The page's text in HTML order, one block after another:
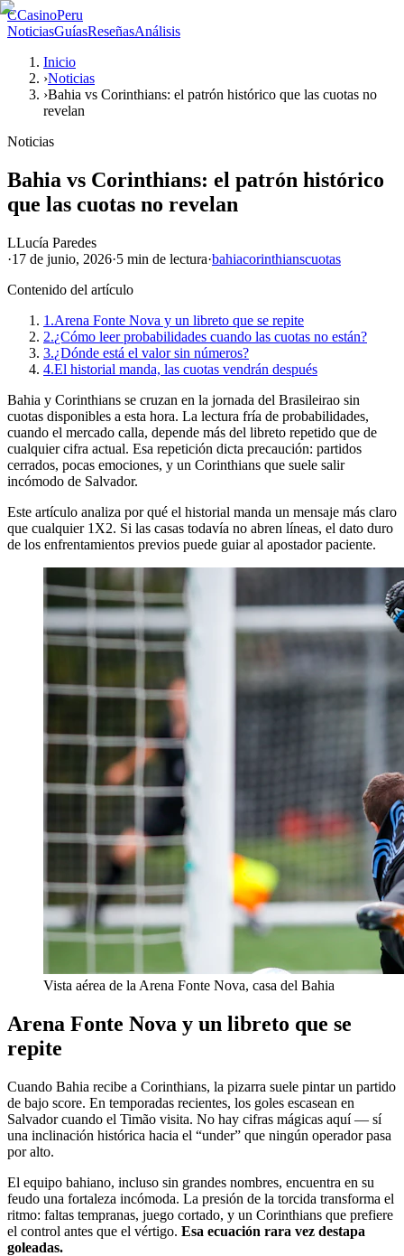
CCasinoPeru
NoticiasGuíasReseñasAnálisis
Inicio
›Noticias
›Bahia vs Corinthians: el patrón histórico que las cuotas no
revelan
Noticias
Bahia vs Corinthians: el patrón histórico
que las cuotas no revelan
LLucía Paredes
·17 de junio, 2026·5 min de lectura·bahiacorinthianscuotas
Contenido del artículo
1.Arena Fonte Nova y un libreto que se repite
2.¿Cómo leer probabilidades cuando las cuotas no están?
3.¿Dónde está el valor sin números?
4.El historial manda, las cuotas vendrán después
Bahia y Corinthians se cruzan en la jornada del Brasileirao sin
cuotas disponibles a esta hora. La lectura fría de probabilidades,
cuando el mercado calla, depende más del libreto repetido que de
cualquier cifra actual. Esa repetición dicta precaución: partidos
cerrados, pocas emociones, y un Corinthians que suele salir
incómodo de Salvador.
Este artículo analiza por qué el historial manda un mensaje más claro
que cualquier 1X2. Si las casas todavía no abren líneas, el dato duro
de los enfrentamientos previos puede guiar al apostador paciente.
Vista aérea de la Arena Fonte Nova, casa del Bahia
Arena Fonte Nova y un libreto que se
repite
Cuando Bahia recibe a Corinthians, la pizarra suele pintar un partido
de bajo score. En temporadas recientes, los goles escasean en
Salvador cuando el Timão visita. No hay cifras mágicas aquí — sí
una inclinación histórica hacia el “under” que ningún operador pasa
por alto.
El equipo bahiano, incluso sin grandes nombres, encuentra en su
feudo una fortaleza incómoda. La presión de la torcida transforma el
ritmo: faltas tempranas, juego cortado, y un Corinthians que prefiere
el control antes que el vértigo. Esa ecuación rara vez destapa
goleadas.